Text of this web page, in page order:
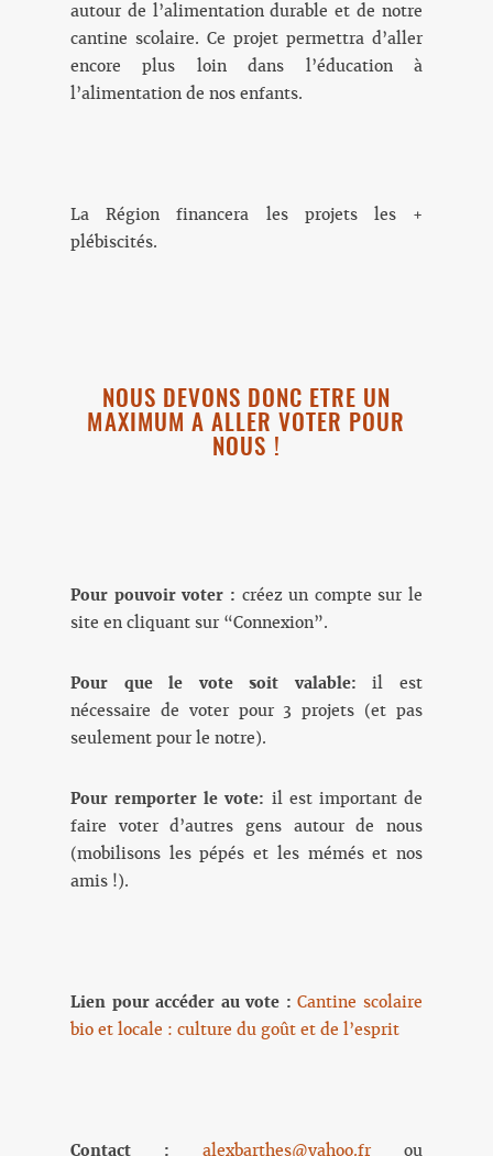
autour de l’alimentation durable et de notre
cantine scolaire. Ce projet permettra d’aller
encore plus loin dans l’éducation à
l’alimentation de nos enfants.
La Région financera les projets les +
plébiscités.
NOUS DEVONS DONC ETRE UN
MAXIMUM A ALLER VOTER POUR
NOUS !
Pour pouvoir voter : créez un compte sur le
site en cliquant sur “Connexion”.
Pour que le vote soit valable: il est
nécessaire de voter pour 3 projets (et pas
seulement pour le notre).
Pour remporter le vote: il est important de
faire voter d’autres gens autour de nous
(mobilisons les pépés et les mémés et nos
amis !).
Lien pour accéder au vote : Cantine scolaire
bio et locale : culture du goût et de l’esprit
Contact : alexbarthes@yahoo.frou